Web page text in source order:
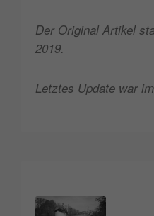
Der Original Artikel
2019.
Letztes Update war